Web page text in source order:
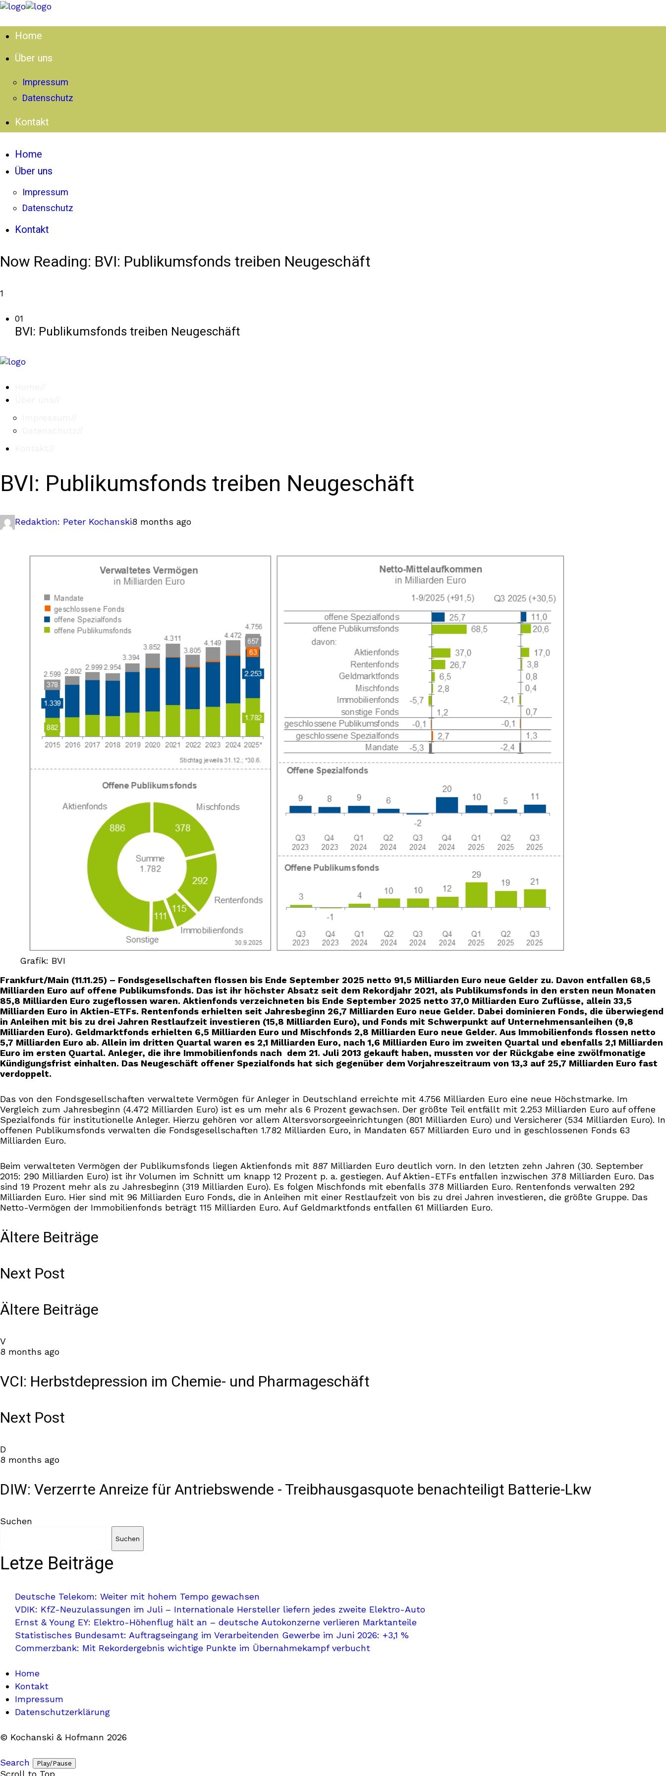
Home
Über uns
Impressum
Datenschutz
Kontakt
Home
Über uns
Impressum
Datenschutz
Kontakt
Now Reading: BVI: Publikumsfonds treiben Neugeschäft
1
01
BVI: Publikumsfonds treiben Neugeschäft
BVI: Publikumsfonds treiben Neugeschäft
Redaktion: Peter Kochanski8 months ago
Grafik: BVI
Frankfurt/Main (11.11.25) – Fondsgesellschaften flossen bis Ende September 2025 netto 91,5 Milliarden Euro neue Gelder zu. Davon entfallen 68,5
Milliarden Euro auf offene Publikumsfonds. Das ist ihr höchster Absatz seit dem Rekordjahr 2021, als Publikumsfonds in den ersten neun Monaten
85,8 Milliarden Euro zugeflossen waren. Aktienfonds verzeichneten bis Ende September 2025 netto 37,0 Milliarden Euro Zuflüsse, allein 33,5
Milliarden Euro in Aktien-ETFs. Rentenfonds erhielten seit Jahresbeginn 26,7 Milliarden Euro neue Gelder. Dabei dominieren Fonds, die überwiegend
in Anleihen mit bis zu drei Jahren Restlaufzeit investieren (15,8 Milliarden Euro), und Fonds mit Schwerpunkt auf Unternehmensanleihen (9,8
Milliarden Euro). Geldmarktfonds erhielten 6,5 Milliarden Euro und Mischfonds 2,8 Milliarden Euro neue Gelder. Aus Immobilienfonds flossen netto
5,7 Milliarden Euro ab. Allein im dritten Quartal waren es 2,1 Milliarden Euro, nach 1,6 Milliarden Euro im zweiten Quartal und ebenfalls 2,1 Milliarden
Euro im ersten Quartal. Anleger, die ihre Immobilienfonds nach dem 21. Juli 2013 gekauft haben, mussten vor der Rückgabe eine zwölfmonatige
Kündigungsfrist einhalten. Das Neugeschäft offener Spezialfonds hat sich gegenüber dem Vorjahreszeitraum von 13,3 auf 25,7 Milliarden Euro fast
verdoppelt.
Das von den Fondsgesellschaften verwaltete Vermögen für Anleger in Deutschland erreichte mit 4.756 Milliarden Euro eine neue Höchstmarke. Im
Vergleich zum Jahresbeginn (4.472 Milliarden Euro) ist es um mehr als 6 Prozent gewachsen. Der größte Teil entfällt mit 2.253 Milliarden Euro auf offene
Spezialfonds für institutionelle Anleger. Hierzu gehören vor allem Altersvorsorgeeinrichtungen (801 Milliarden Euro) und Versicherer (534 Milliarden Euro). In
offenen Publikumsfonds verwalten die Fondsgesellschaften 1.782 Milliarden Euro, in Mandaten 657 Milliarden Euro und in geschlossenen Fonds 63
Milliarden Euro.
Beim verwalteten Vermögen der Publikumsfonds liegen Aktienfonds mit 887 Milliarden Euro deutlich vorn. In den letzten zehn Jahren (30. September
2015: 290 Milliarden Euro) ist ihr Volumen im Schnitt um knapp 12 Prozent p. a. gestiegen. Auf Aktien-ETFs entfallen inzwischen 378 Milliarden Euro. Das
sind 19 Prozent mehr als zu Jahresbeginn (319 Milliarden Euro). Es folgen Mischfonds mit ebenfalls 378 Milliarden Euro. Rentenfonds verwalten 292
Milliarden Euro. Hier sind mit 96 Milliarden Euro Fonds, die in Anleihen mit einer Restlaufzeit von bis zu drei Jahren investieren, die größte Gruppe. Das
Netto-Vermögen der Immobilienfonds beträgt 115 Milliarden Euro. Auf Geldmarktfonds entfallen 61 Milliarden Euro.
Ältere Beiträge
Next Post
Ältere Beiträge
V
8 months ago
VCI: Herbstdepression im Chemie- und Pharmageschäft
Next Post
D
8 months ago
DIW: Verzerrte Anreize für Antriebswende - Treibhausgasquote benachteiligt Batterie-Lkw
Suchen
Suchen
Letze Beiträge
Deutsche Telekom: Weiter mit hohem Tempo gewachsen
VDIK: KfZ-Neuzulassungen im Juli – Internationale Hersteller liefern jedes zweite Elektro-Auto
Ernst & Young EY: Elektro-Höhenflug hält an – deutsche Autokonzerne verlieren Marktanteile
Statistisches Bundesamt: Auftragseingang im Verarbeitenden Gewerbe im Juni 2026: +3,1 %
Commerzbank: Mit Rekordergebnis wichtige Punkte im Übernahmekampf verbucht
Home
Kontakt
Impressum
Datenschutzerklärung
© Kochanski & Hofmann 2026
Search Play/Pause
Scroll to Top